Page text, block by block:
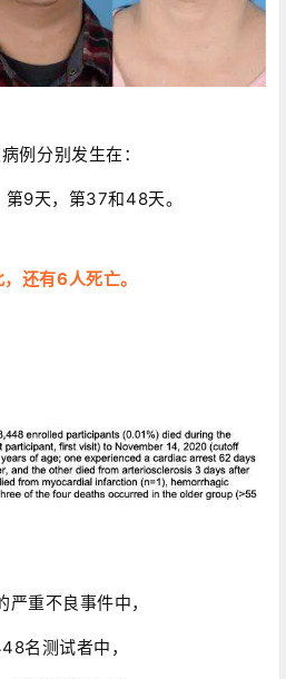
例分别发生在：
9天，第37和48天。
还有6人死亡。
严重不良事件中，
名测试者中，